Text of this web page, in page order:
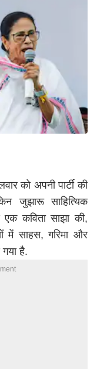
को अपनी पार्टी की
जुझारू साहित्यिक
एक कविता साझा की,
में साहस, गरिमा और
है.